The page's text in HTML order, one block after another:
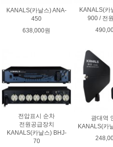
KANALS(카날스) ANA-
450
638,000원
KANALS(카
900 / 전
전압표시 순차
전원공급장치
KANALS(카날스) BHJ-
70
광대역
KANALS(카